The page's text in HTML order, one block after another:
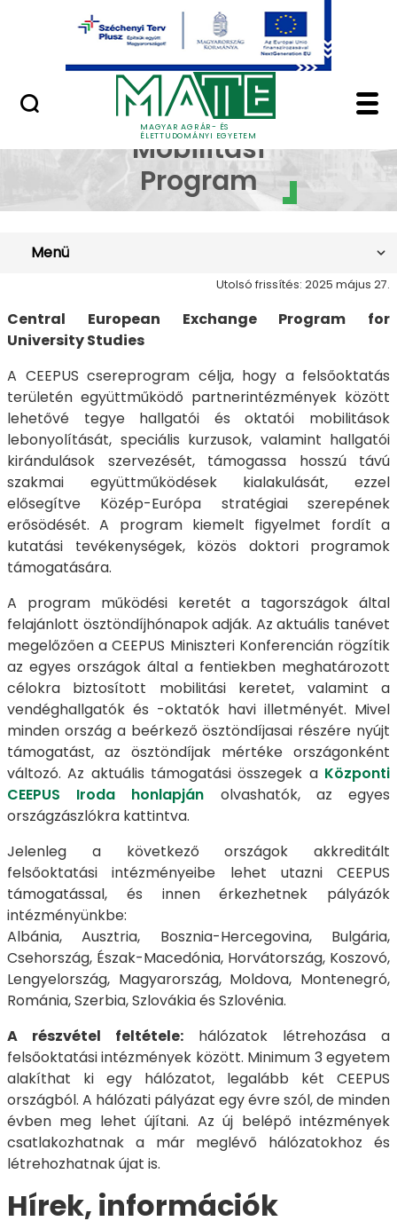
Ugrás a fő tartalomhoz
MAGYAR AGRÁR- ÉS
ÉLETTUDOMÁNYI EGYETEM
Minőségügy
A CEEPUS Mobilitási
A CEEPUS
Mobilitási
Program
Menü
Utolsó frissítés: 2025 május 27.
Central European Exchange Program for
University Studies
A CEEPUS csereprogram célja, hogy a felsőoktatás
területén együttműködő partnerintézmények között
lehetővé tegye hallgatói és oktatói mobilitások
lebonyolítását, speciális kurzusok, valamint hallgatói
kirándulások szervezését, támogassa hosszú távú
szakmai együttműködések kialakulását, ezzel
elősegítve Közép-Európa stratégiai szerepének
erősödését. A program kiemelt figyelmet fordít a
kutatási tevékenységek, közös doktori programok
támogatására.
A program működési keretét a tagországok által
felajánlott ösztöndíjhónapok adják. Az aktuális tanévet
megelőzően a CEEPUS Miniszteri Konferencián rögzítik
az egyes országok által a fentiekben meghatározott
célokra biztosított mobilitási keretet, valamint a
vendéghallgatók és -oktatók havi illetményét. Mivel
minden ország a beérkező ösztöndíjasai részére nyújt
támogatást, az ösztöndíjak mértéke országonként
változó. Az aktuális támogatási összegek a Központi
CEEPUS Iroda honlapján olvashatók, az egyes
országzászlókra kattintva.
Jelenleg a következő országok akkreditált
felsőoktatási intézményeibe lehet utazni CEEPUS
támogatással, és innen érkezhetnek pályázók
intézményünkbe:
Albánia, Ausztria, Bosznia-Hercegovina, Bulgária,
Csehország, Észak-Macedónia, Horvátország, Koszovó,
Lengyelország, Magyarország, Moldova, Montenegró,
Románia, Szerbia, Szlovákia és Szlovénia.
A részvétel feltétele: hálózatok létrehozása a
felsőoktatási intézmények között. Minimum 3 egyetem
alakíthat ki egy hálózatot, legalább két CEEPUS
országból. A hálózati pályázat egy évre szól, de minden
évben meg lehet újítani. Az új belépő intézmények
csatlakozhatnak a már meglévő hálózatokhoz és
létrehozhatnak újat is.
Hírek, információk